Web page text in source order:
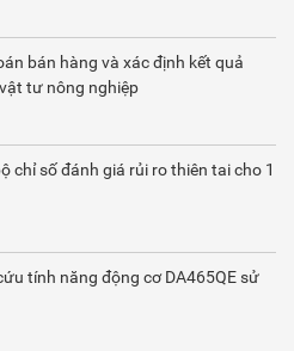
bán hàng và xác định kết quả
tư nông nghiệp
chỉ số đánh giá rủi ro thiên tai cho 1
tính năng động cơ DA465QE sử